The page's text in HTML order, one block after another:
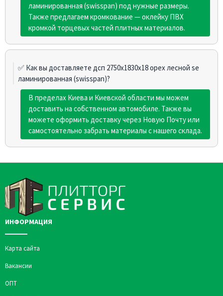
ламинированная (swisspan) под нужные размеры.
Также предлагаем кромкование — оклейку ПВХ
кромкой торцевых частей плитных материалов.
✅ Как вы доставляете дсп 2750х1830х18 орех лесной se
ламинированная (swisspan)?
В пределах Киева и Киевской области мы можем
доставить на собственном автомобиле. Также вы
можете оформить доставку через Новую Почту или
самостоятельно забрать материалы с нашего склада.
ИНФОРМАЦИЯ
Карта сайта
Вакансии
ОПТ